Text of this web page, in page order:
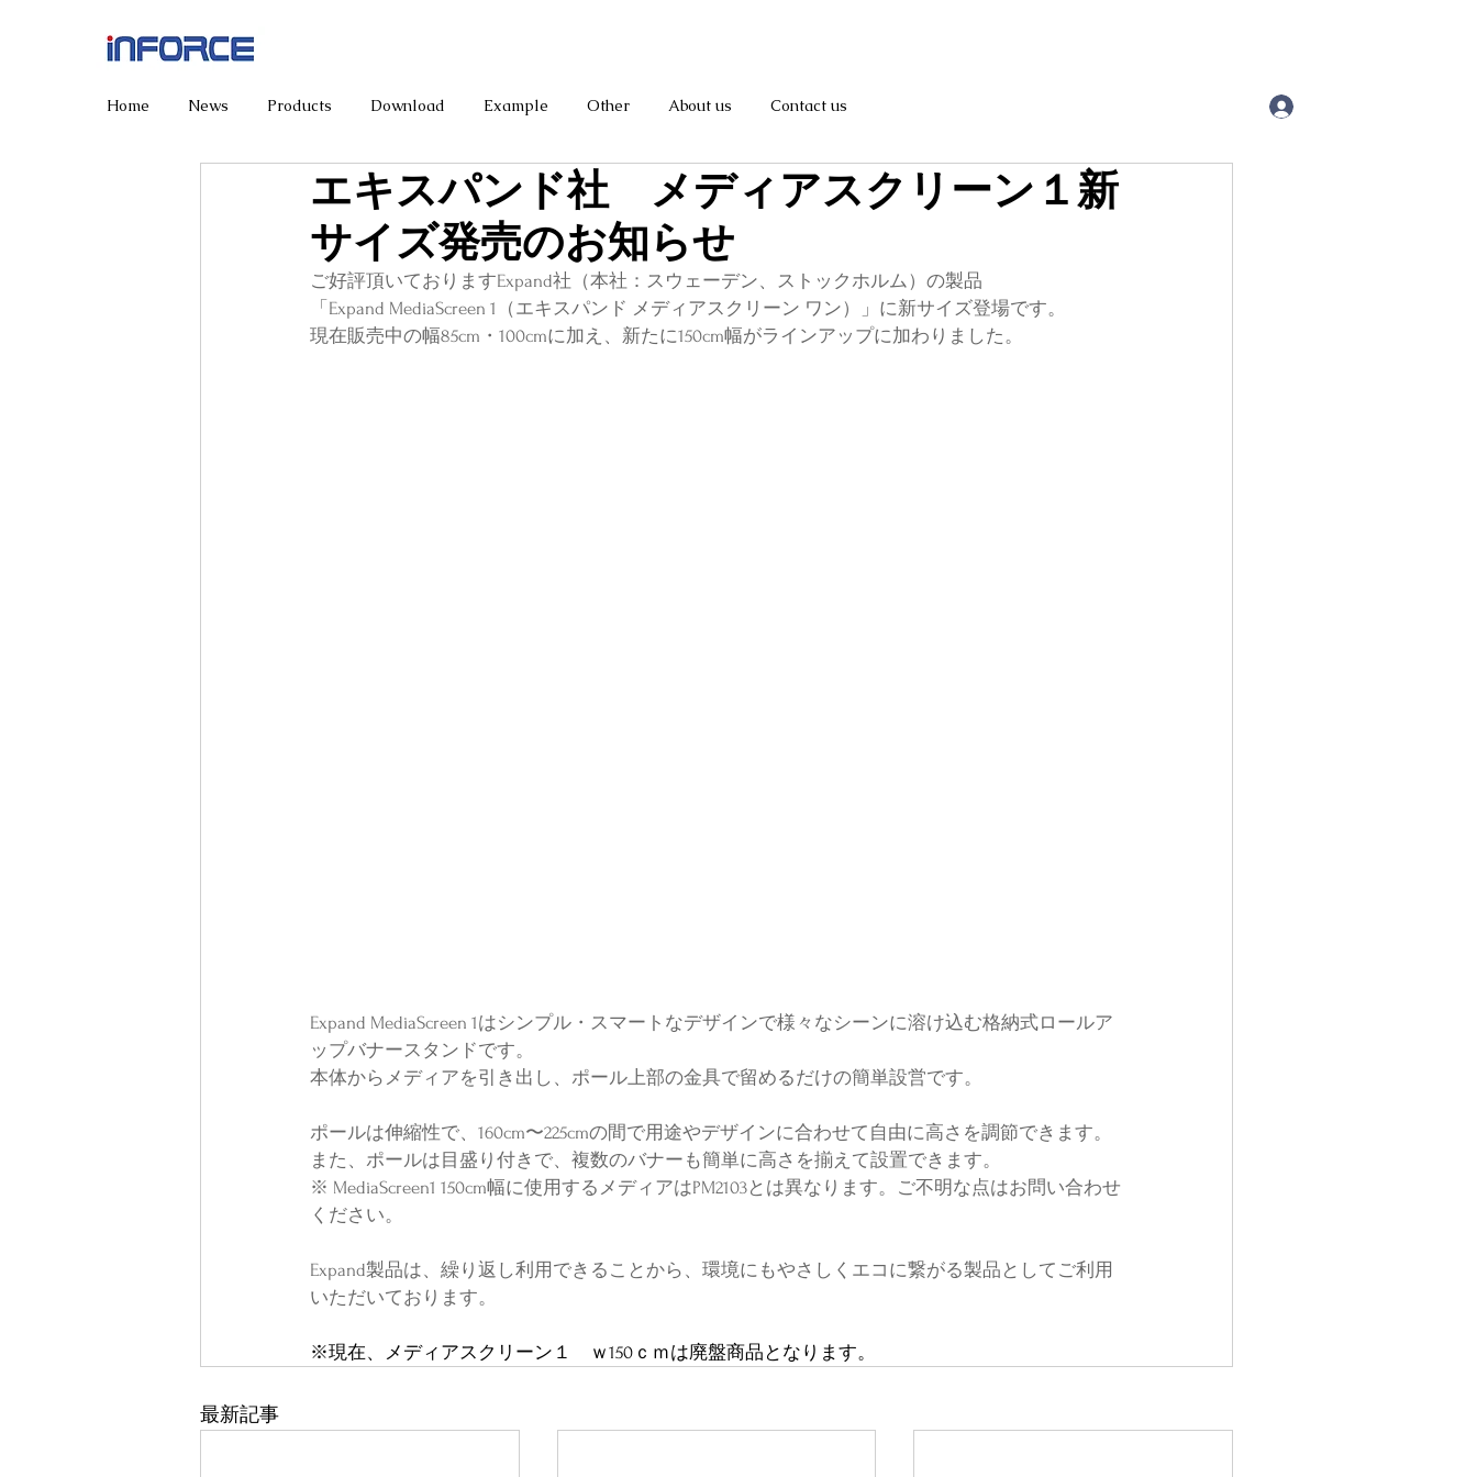
Home News Products Download Example Other About us Contact us
エキスパンド社 メディアスクリーン１新
サイズ発売のお知らせ
ご好評頂いておりますExpand社（本社：スウェーデン、ストックホルム）の製品
「Expand MediaScreen 1（エキスパンド メディアスクリーン ワン）」に新サイズ登場です。
現在販売中の幅85cm・100cmに加え、新たに150cm幅がラインアップに加わりました。
Expand MediaScreen 1はシンプル・スマートなデザインで様々なシーンに溶け込む格納式ロールア
ップバナースタンドです。
本体からメディアを引き出し、ポール上部の金具で留めるだけの簡単設営です。
ポールは伸縮性で、160cm〜225cmの間で用途やデザインに合わせて自由に高さを調節できます。
また、ポールは目盛り付きで、複数のバナーも簡単に高さを揃えて設置できます。
※ MediaScreen1 150cm幅に使用するメディアはPM2103とは異なります。ご不明な点はお問い合わせ
ください。
Expand製品は、繰り返し利用できることから、環境にもやさしくエコに繋がる製品としてご利用
いただいております。
※現在、メディアスクリーン１　ｗ150ｃｍは廃盤商品となります。
最新記事